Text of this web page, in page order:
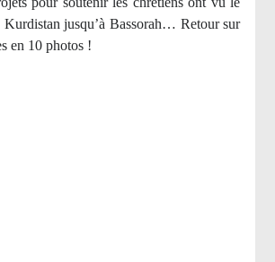
jusqu’à Bassorah… Retour sur
en 10 photos !